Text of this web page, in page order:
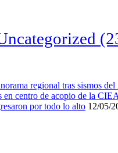
regional tras sismos del
en centro de acopio de la CIEA
por todo lo alto 12/05/